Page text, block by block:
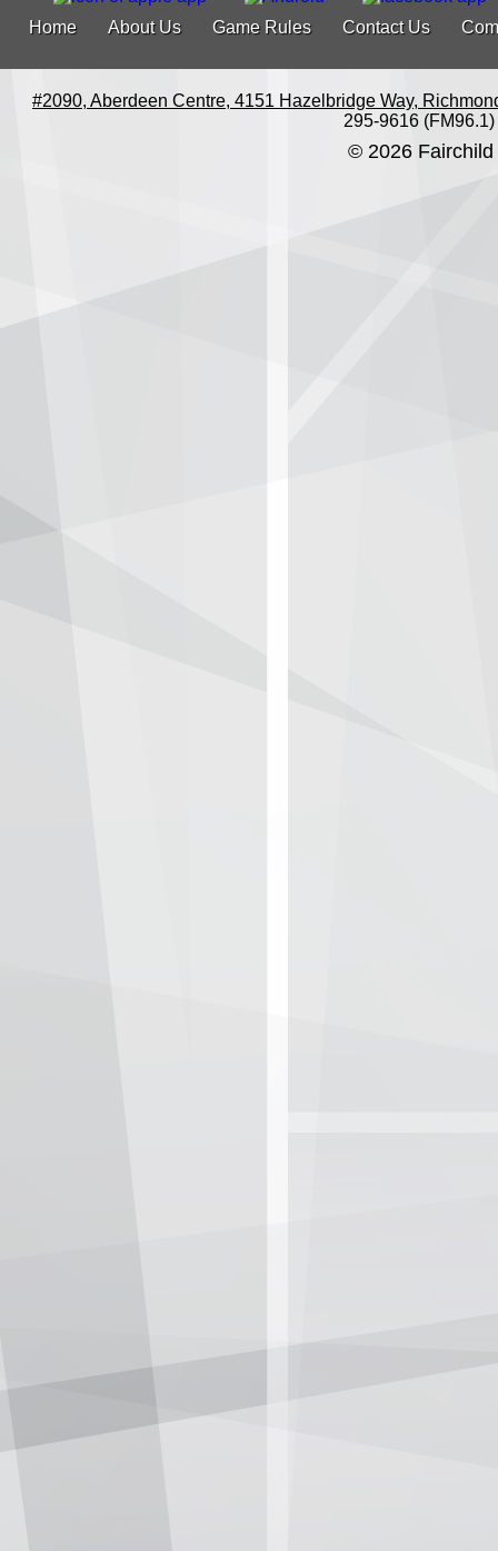
Home About Us Game Rules Contact Us
#2090, Aberdeen Centre, 4151 Hazelbridge Way,
295-9616 (FM96.1)
© 2026 Fairchild